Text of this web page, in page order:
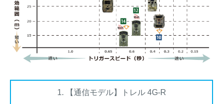
1. 【通信モデル】トレル 4G-R